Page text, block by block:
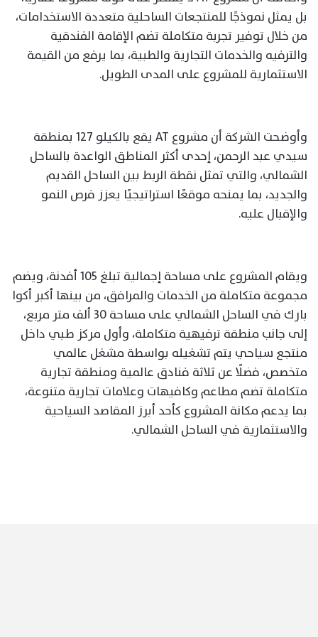
بل يمثل نموذجًا للمنتجعات الساحلية متعددة الاستخدامات،
من خلال توفير تجربة متكاملة تضم الإقامة الفندقية
والترفيه والخدمات التجارية والطبية، بما يرفع من القيمة
الاستثمارية للمشروع على المدى الطويل.
وأوضحت الشركة أن مشروع AT يقع بالكيلو 127 بمنطقة
سيدي عبد الرحمن، إحدى أكثر المناطق الواعدة بالساحل
الشمالي، والتي تمثل نقطة الربط بين الساحل القديم
والجديد، بما يمنحه موقعًا استراتيجيًا يعزز فرص النمو
والإقبال عليه.
ويقام المشروع على مساحة إجمالية تبلغ 105 أفدنة، ويضم
مجموعة متكاملة من الخدمات والمرافق، من بينها أكبر أكوا
بارك في الساحل الشمالي على مساحة 30 ألف متر مربع،
إلى جانب منطقة ترفيهية متكاملة، وأول مركز طبي داخل
منتجع سياحي يتم تشغيله بواسطة مشغل عالمي
متخصص، فضلًا عن ثلاثة فنادق عالمية ومنطقة تجارية
متكاملة تضم مطاعم وكافيهات وعلامات تجارية متنوعة،
بما يدعم مكانة المشروع كأحد أبرز المقاصد السياحية
والاستثمارية في الساحل الشمالي.